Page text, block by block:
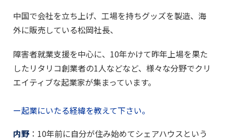
中国で会社を立ち上げ、工場を持ちグッズを製造、海
外に販売している松岡社長、
障害者就業支援を中心に、10年かけて昨年上場を果た
したリタリコ創業者の1人などなど、様々な分野でクリ
エイティブな起業家が集まっています。
ー起業にいたる経緯を教えて下さい。
内野 ：10年前に自分が住み始めてシェアハウスという